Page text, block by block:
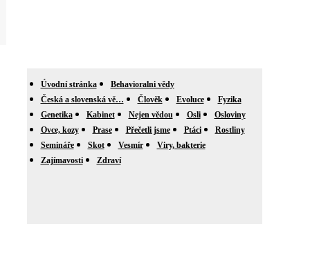
Úvodní stránka
Behavioralni vědy
Česká a slovenská vě…
Člověk Evoluce
Fyzika
Genetika
Kabinet Nejen vědou Osli
Osloviny
Ovce, kozy
Prase Přečetli jsme Ptáci
Rostliny
Semináře
Skot Vesmír
Viry, bakterie
Zajímavosti
Zdraví